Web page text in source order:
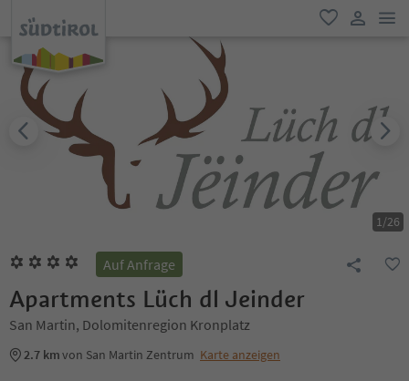
favorit
1/26
Auf Anfrage
Apartments Lüch dl Jeinder
San Martin, Dolomitenregion Kronplatz
2.7 kmvon San Martin Zentrum Karte anzeigen